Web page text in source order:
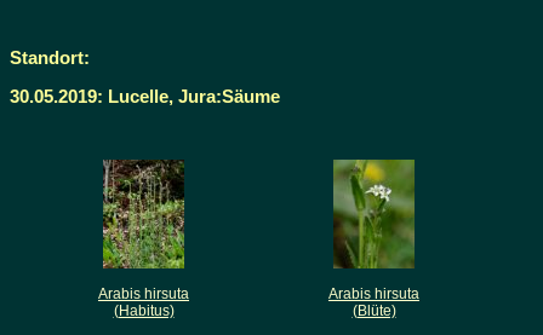
Standort:
30.05.2019: Lucelle, Jura:Säume
Arabis hirsuta
(Habitus)
Arabis hirsuta
(Blüte)